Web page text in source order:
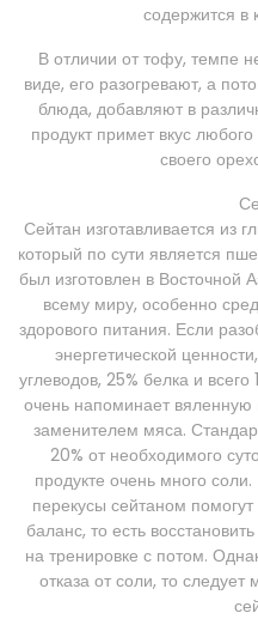
содержится в
В отличии от тофу, темпе
виде, его разогревают, а
блюда, добавляют в
продукт примет вкус
своего
Сейтан изготавливается из
который по сути является
был изготовлен в Восточной
всему миру, особенно
здорового питания. Если
энергетической
углеводов, 25% белка и
очень напоминает вяленную
заменителем мяса.
20% от необходимого
продукте очень много
перекусы сейтаном
баланс, то есть
на тренировке с потом.
отказа от соли, то